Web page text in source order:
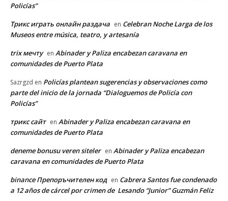
Policías”
Трикс играть онлайн раздача en Celebran Noche Larga de los
Museos entre música, teatro, y artesanía
trix мечту en Abinader y Paliza encabezan caravana en
comunidades de Puerto Plata
Sazrgzd en Policías plantean sugerencias y observaciones como
parte del inicio de la jornada “Dialoguemos de Policía con
Policías”
трикс сайт en Abinader y Paliza encabezan caravana en
comunidades de Puerto Plata
deneme bonusu veren siteler en Abinader y Paliza encabezan
caravana en comunidades de Puerto Plata
binance Препоръчителен код en Cabrera Santos fue condenado
a 12 años de cárcel por crimen de Lesando “Junior” Guzmán Feliz